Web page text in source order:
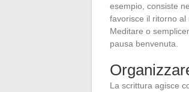
esempio, consiste
favorisce il ritorno al
Meditare o
pausa benvenuta.
La scrittura agisce